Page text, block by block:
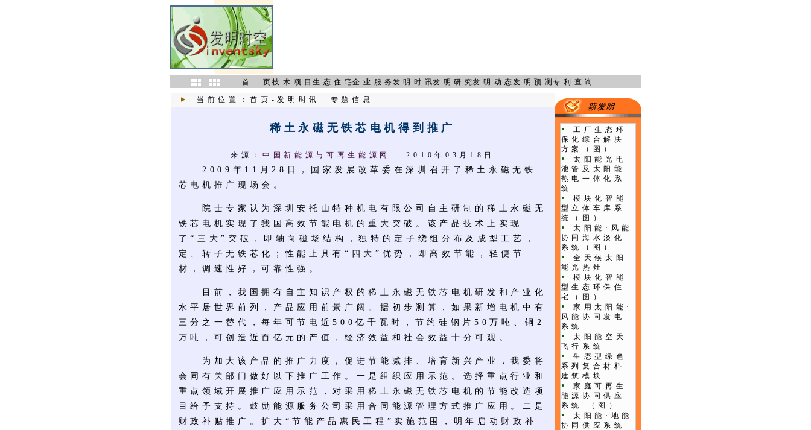
首 页技术项目生态住宅企业服务发明时讯发明研究发明动态发明预测专利查询
当前位置：首页 -发明时讯 － 专题信息
稀土永磁无铁芯电机得到推广
来源：中国新能源与可再生能源网 2010年03月18日
2009年11月28日，国家发展改革委在深圳召开了稀土永磁无铁
芯电机推广现场会。
院士专家认为深圳安托山特种机电有限公司自主研制的稀土永磁无
铁芯电机实现了我国高效节能电机的重大突破。该产品技术上实现
了“三大”突破，即轴向磁场结构，独特的定子绕组分布及成型工艺，
定、转子无铁芯化；性能上具有“四大”优势，即高效节能，轻便节
材，调速性好，可靠性强。
目前，我国拥有自主知识产权的稀土永磁无铁芯电机研发和产业化
水平居世界前列，产品应用前景广阔。据初步测算，如果新增电机中有
三分之一替代，每年可节电近500亿千瓦时，节约硅钢片50万吨、铜2
万吨，可创造近百亿元的产值，经济效益和社会效益十分可观。
为加大该产品的推广力度，促进节能减排、培育新兴产业，我委将
会同有关部门做好以下推广工作。一是组织应用示范。选择重点行业和
重点领域开展推广应用示范，对采用稀土永磁无铁芯电机的节能改造项
目给予支持。鼓励能源服务公司采用合同能源管理方式推广应用。二是
财政补贴推广。扩大“节能产品惠民工程”实施范围，明年启动财政补
•
工厂生态环
保化综合解决
方案
（图）
•
太阳能光电
池管及太阳能
热电一体化系
统
•
模块化智能
型立体车库系
统
（图）
•
太阳能·风能
协同海水淡化
系统
（图）
•
全天候太阳
能光热灶
•
模块化智能
型生态环保住
宅
（图）
•
家用太阳能·
风能协同发电
系统
•
太阳能空天
飞行系统
•
生态型绿色
系列复合材料
建筑模块
•
家庭可再生
能源协同供应
系统
（图）
•
太阳能·地能
协同供应系统